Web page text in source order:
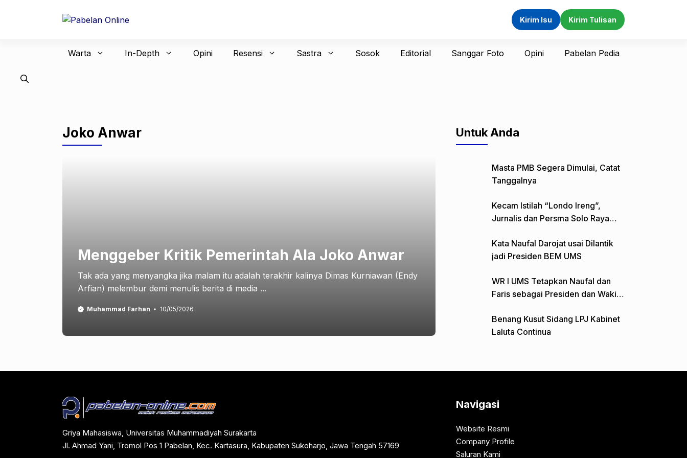
Kirim Isu Kirim Tulisan
Warta In-Depth Opini Resensi Sastra Sosok Editorial Sanggar Foto Opini Pabelan Pedia
Joko Anwar
Menggeber Kritik Pemerintah Ala Joko Anwar
Tak ada yang menyangka jika malam itu adalah terakhir kalinya Dimas Kurniawan (Endy
Arfian) melembur demi menulis berita di media ...
Muhammad Farhan 10/05/2026
Untuk Anda
Masta PMB Segera Dimulai, Catat
Tanggalnya
Kecam Istilah “Londo Ireng”,
Jurnalis dan Persma Solo Raya
Kata Naufal Darojat usai Dilantik
jadi Presiden BEM UMS
WR I UMS Tetapkan Naufal dan
Faris sebagai Presiden dan Wakil
Benang Kusut Sidang LPJ Kabinet
Laluta Continua
Griya Mahasiswa, Universitas Muhammadiyah Surakarta
Jl. Ahmad Yani, Tromol Pos 1 Pabelan, Kec. Kartasura, Kabupaten Sukoharjo, Jawa Tengah 57169
Navigasi
Website Resmi
Company Profile
Saluran Kami